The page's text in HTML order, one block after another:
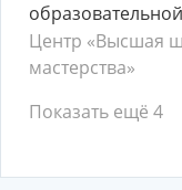
Центр «Высшая
мастерства»
Показать ещё 4